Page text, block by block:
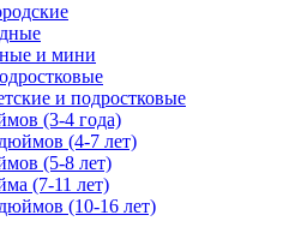
и мини
и подростковые
(3-4 года)
(4-7 лет)
(5-8 лет)
(7-11 лет)
(10-16 лет)